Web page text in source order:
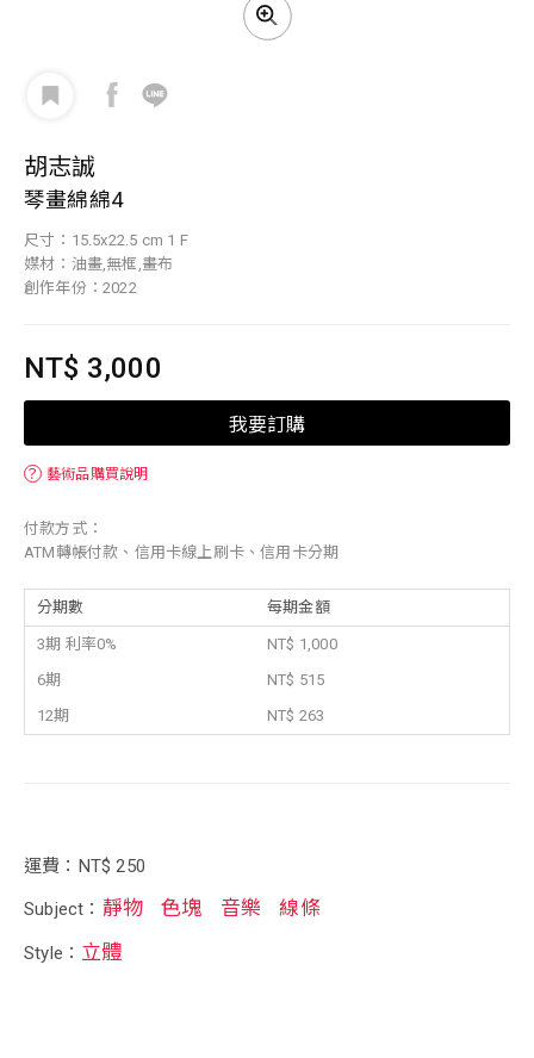
胡志誠
琴畫綿綿4
尺寸：15.5x22.5 cm 1 F
媒材：油畫,無框,畫布
創作年份：2022
NT$ 3,000
我要訂購
？ 藝術品購買說明
付款方式：
ATM轉帳付款、信用卡線上刷卡、信用卡分期
分期數 每期金額
3期 利率0%
NT$ 1,000
6期
NT$ 515
12期
NT$ 263
運費：NT$ 250
Subject： 靜物 色塊 音樂 線條
Style： 立體